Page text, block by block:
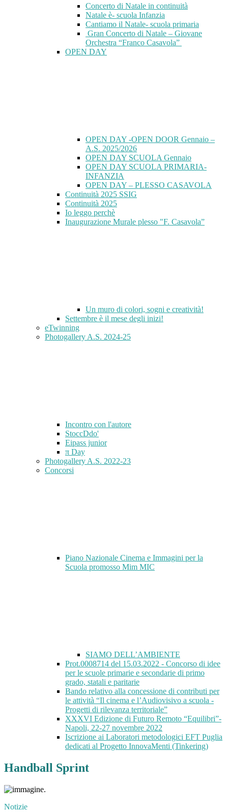
Concerto di Natale in continuità
Natale è- scuola Infanzia
Cantiamo il Natale- scuola primaria
Gran Concerto di Natale – Giovane
Orchestra “Franco Casavola”
OPEN DAY
OPEN DAY -OPEN DOOR Gennaio –
A.S. 2025/2026
OPEN DAY SCUOLA Gennaio
OPEN DAY SCUOLA PRIMARIA-
INFANZIA
OPEN DAY – PLESSO CASAVOLA
Continuità 2025 SSIG
Continuità 2025
Io leggo perchè
Inaugurazione Murale plesso "F. Casavola”
Un muro di colori, sogni e creatività!
Settembre è il mese degli inizi!
eTwinning
Photogallery A.S. 2024-25
Incontro con l'autore
StoccDdo'
Eipass junior
π Day
Photogallery A.S. 2022-23
Concorsi
Piano Nazionale Cinema e Immagini per la
Scuola promosso Mim MIC
SIAMO DELL’AMBIENTE
Prot.0008714 del 15.03.2022 - Concorso di idee
per le scuole primarie e secondarie di primo
grado, statali e paritarie
Bando relativo alla concessione di contributi per
le attività “Il cinema e l’Audiovisivo a scuola -
Progetti di rilevanza territoriale”
XXXVI Edizione di Futuro Remoto “Equilibri”-
Napoli, 22-27 novembre 2022
Iscrizione ai Laboratori metodologici EFT Puglia
dedicati al Progetto InnovaMenti (Tinkering)
Handball Sprint
.
Notizie